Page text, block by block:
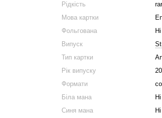
Рідкість
Мова картки
Фольгована
Ні
Випуск
Тип картки
Рік випуску
Формати
Біла мана
Ні
Синя мана
Ні